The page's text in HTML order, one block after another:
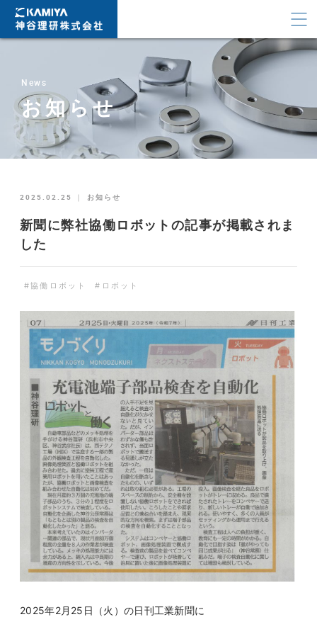
News
お知らせ
2025.02.25 ｜ お知らせ
新聞に弊社協働ロボットの記事が掲載されま
した
#協働ロボット #ロボット
2025年2月25日（火）の日刊工業新聞に